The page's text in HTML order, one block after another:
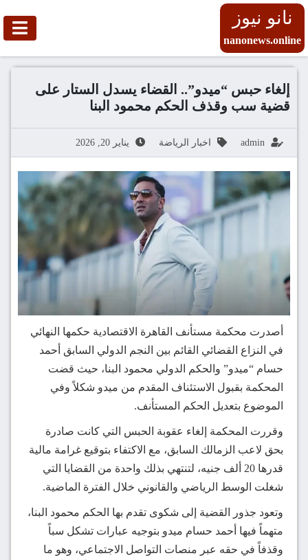
نانو نيوز
nanonews.online
إلغاء حبس “ميدو”.. القضاء يسدل الستار على
قضية سب وقذف الحكم محمود البنا
admin اخبار الرياضة يناير 20, 2026
أصدرت محكمة مستأنف القاهرة الاقتصادية حكمها النهائي
في النزاع القضائي القائم بين النجم الدولي السابق أحمد
حسام “ميدو” والحكم الدولي محمود البنا، حيث قضت
المحكمة بقبول الاستئناف المقدم من ميدو شكلاً وفي
الموضوع بتعديل الحكم المستأنف.
وقررت المحكمة إلغاء عقوبة الحبس التي كانت صادرة
بحق لاعب الزمالك السابق، مع الاكتفاء بتوقيع غرامة مالية
قدرها 20 ألف جنيه، لتنتهي بذلك واحدة من القضايا التي
شغلت الوسط الرياضي والقانوني خلال الفترة الماضية.
وتعود جذور القضية إلى شكوى تقدم بها الحكم محمود البنا،
متهماً فيها أحمد حسام ميدو بتوجيه عبارات تشكل سباً
وقذفاً في حقه عبر منصات التواصل الاجتماعي، وهو ما